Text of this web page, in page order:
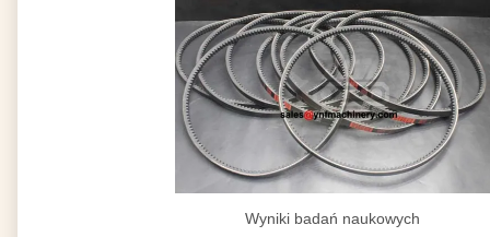
Wyniki badań naukowych